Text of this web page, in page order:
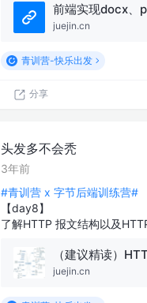
前端实现docx、
juejin.cn
青训营-快乐出发
分享
头发多不会秃
3年前
#青训营 x 字节后端训练营#
【day8】
了解HTTP 报文结构以及
juejin.cn